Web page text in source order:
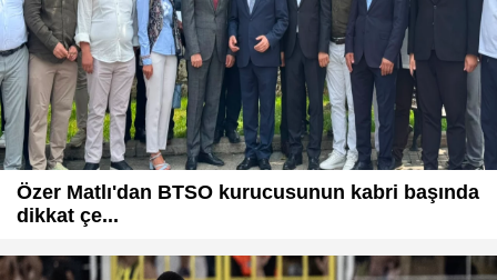
Özer Matlı'dan BTSO kurucusunun kabri başında
dikkat çe...